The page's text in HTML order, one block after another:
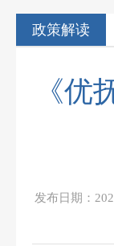
政策解读
《优
发布日期：